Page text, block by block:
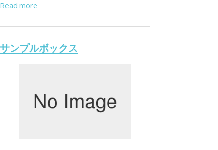
Read more
サンプルボックス